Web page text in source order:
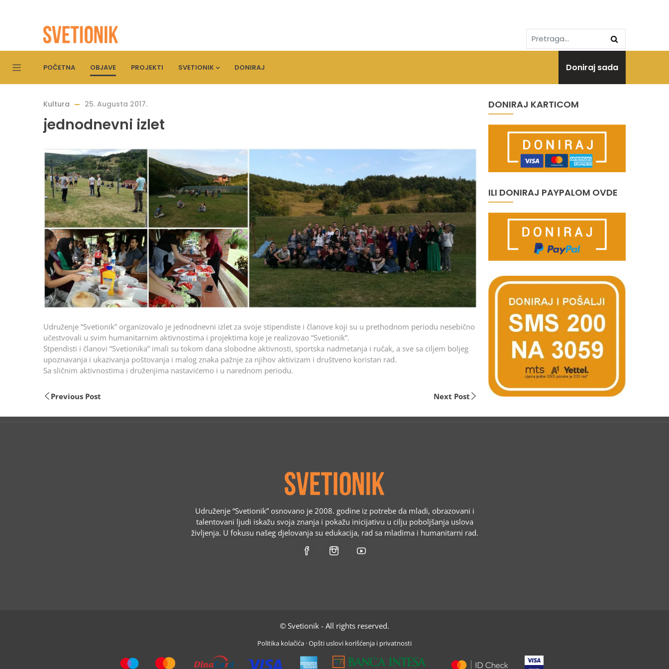
POČETNA OBJAVE PROJEKTI SVETIONIK DONIRAJ Doniraj sada
Kultura 25. Augusta 2017.
jednodnevni izlet
Udruženje “Svetionik” organizovalo je jednodnevni izlet za svoje stipendiste i članove koji su u prethodnom periodu nesebično
učestvovali u svim humanitarnim aktivnostima i projektima koje je realizovao “Svetionik”.
Stpendisti i članovi “Svetionika” imali su tokom dana slobodne aktivnosti, sportska nadmetanja i ručak, a sve sa ciljem boljeg
upoznavanja i ukazivanja poštovanja i malog znaka pažnje za njihov aktivizam i društveno koristan rad.
Sa sličnim aktivnostima i druženjima nastavićemo i u narednom periodu.
Previous Post Next Post
DONIRAJ KARTICOM
ILI DONIRAJ PAYPALOM OVDE
Udruženje “Svetionik” osnovano je 2008. godine iz potrebe da mladi, obrazovani i
talentovani ljudi iskažu svoja znanja i pokažu inicijativu u cilju poboljšanja uslova
življenja. U fokusu našeg djelovanja su edukacija, rad sa mladima i humanitarni rad.
© Svetionik - All rights reserved.
Politika kolačića ·Opšti uslovi korišćenja i privatnosti